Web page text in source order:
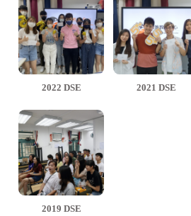
2022 DSE 2021 DSE
2019 DSE